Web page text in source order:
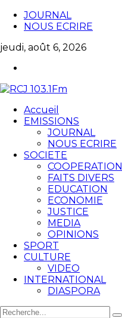
JOURNAL
NOUS ECRIRE
jeudi, août 6, 2026
Accueil
EMISSIONS
JOURNAL
NOUS ECRIRE
SOCIETE
COOPERATION
FAITS DIVERS
EDUCATION
ECONOMIE
JUSTICE
MEDIA
OPINIONS
SPORT
CULTURE
VIDEO
INTERNATIONAL
DIASPORA